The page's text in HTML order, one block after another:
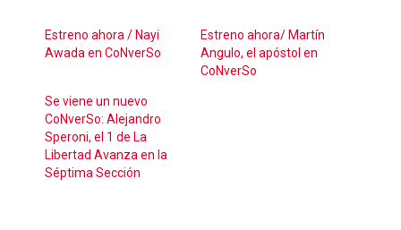
Estreno ahora / Nayi
Awada en CoNverSo
Estreno ahora/ Martín
Angulo, el apóstol en
CoNverSo
Se viene un nuevo
CoNverSo: Alejandro
Speroni, el 1 de La
Libertad Avanza en la
Séptima Sección